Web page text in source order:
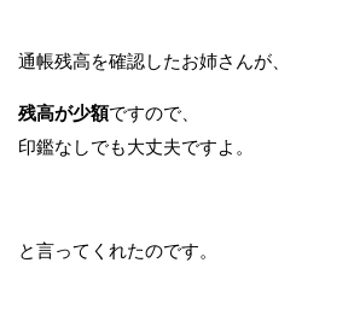
通帳残高を確認したお姉さんが、
残高が少額ですので、
印鑑なしでも大丈夫ですよ。
と言ってくれたのです。